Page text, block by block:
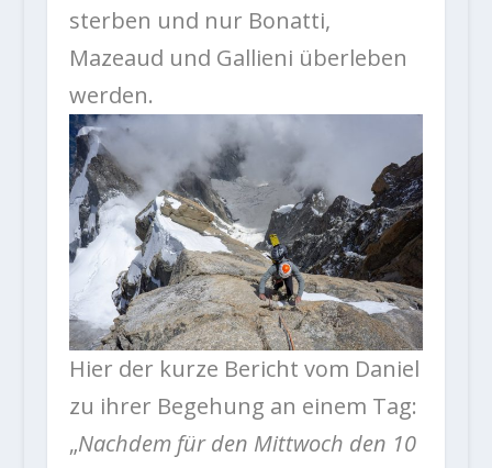
sterben und nur Bonatti,
Mazeaud und Gallieni überleben
werden.
Hier der kurze Bericht vom Daniel
zu ihrer Begehung an einem Tag:
„Nachdem für den Mittwoch den 10